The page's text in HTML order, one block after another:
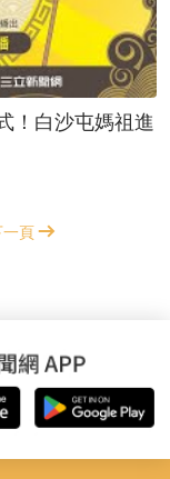
！白沙屯媽祖進
頁